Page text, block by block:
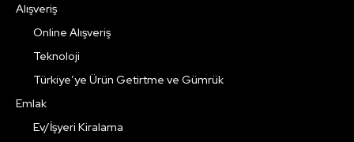
Alışveriş
Online Alışveriş
Teknoloji
Türkiye’ye Ürün Getirtme ve Gümrük
Emlak
Ev/İşyeri Kiralama